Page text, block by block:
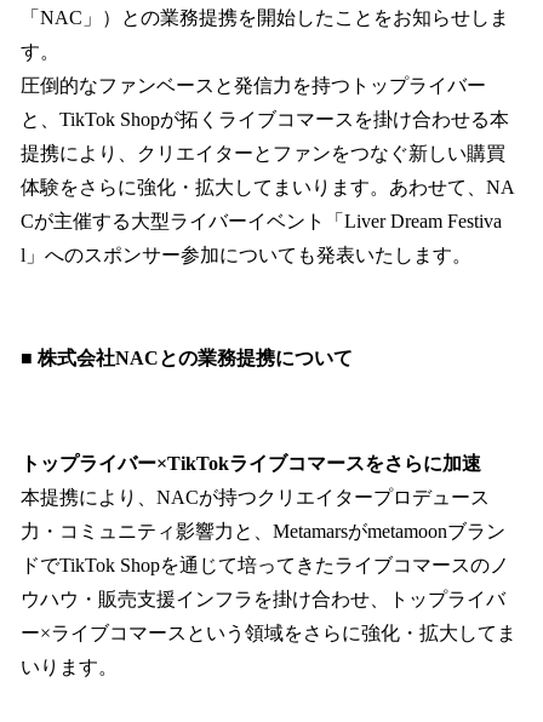
で
「NAC」）との業務提携を開始したことをお知らせしま
す。
圧倒的なファンベースと発信力を持つトップライバー
と、TikTok Shopが拓くライブコマースを掛け合わせる本
提携により、クリエイターとファンをつなぐ新しい購買
体験をさらに強化・拡大してまいります。あわせて、NA
Cが主催する大型ライバーイベント「Liver Dream Festiva
l」へのスポンサー参加についても発表いたします。
■ 株式会社NACとの業務提携について
トップライバー×TikTokライブコマースをさらに加速
本提携により、NACが持つクリエイタープロデュース
力・コミュニティ影響力と、Metamarsがmetamoonブラン
ドでTikTok Shopを通じて培ってきたライブコマースのノ
ウハウ・販売支援インフラを掛け合わせ、トップライバ
ー×ライブコマースという領域をさらに強化・拡大してま
いります。